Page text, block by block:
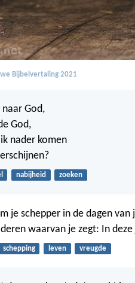
Bijbelvertaling 2021
God,
God,
nader komen
nabijheid zoeken
je schepper in de dagen
waarvan je zegt: In
schepping leven vreugde